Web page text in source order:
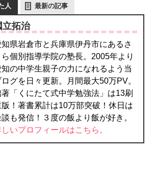
人 最新の記事
立拓治
知県岩倉市と兵庫県伊丹市にあるさ
ら個別指導学院の塾長。2005年より
知の中学生親子の力になれるよう当
ログを日々更新。月間最大50万PV。
著「くにたて式中学勉強法」は13刷
版！著書累計は10万部突破！休日は
も発信！３度の飯より飯が好き。
いプロフィールはこちら。